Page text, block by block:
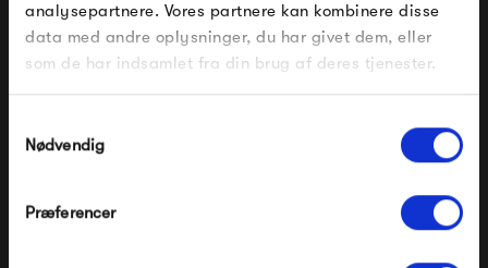
analysepartnere. Vores partnere kan kombinere disse
data med andre oplysninger, du har givet dem, eller
som de har indsamlet fra din brug af deres tjenester.
Nødvendig
Præferencer4 075,00 kr
Lampe Gras No. 205
3 756,00 kr
Indtast din e-mail, så sender vi rabatkoden til dig på
mail. Minimumsbeløb er 499 kr. for at indløse
rabatten.
Gælder ikke på produkter fra Fermob, File Under